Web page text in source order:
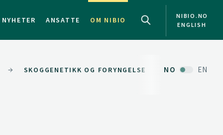
NYHETER ANSATTE OM NIBIO
NIBIO.NO
ENGLISH
SKOGGENETIKK OG FORYNGELSE NO EN